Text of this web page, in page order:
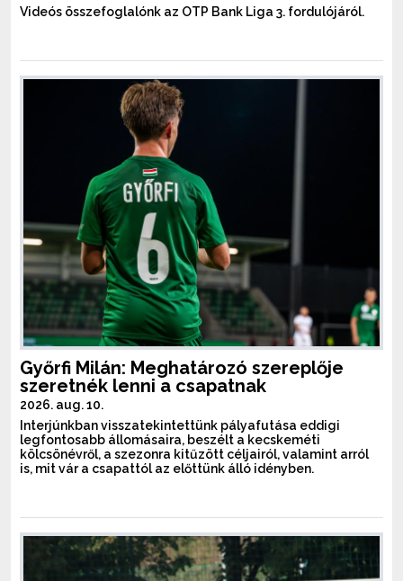
Videós összefoglalónk az OTP Bank Liga 3. fordulójáról.
Győrfi Milán: Meghatározó szereplője
szeretnék lenni a csapatnak
2026. aug. 10.
Interjúnkban visszatekintettünk pályafutása eddigi
legfontosabb állomásaira, beszélt a kecskeméti
kölcsönévről, a szezonra kitűzött céljairól, valamint arról
is, mit vár a csapattól az előttünk álló idényben.